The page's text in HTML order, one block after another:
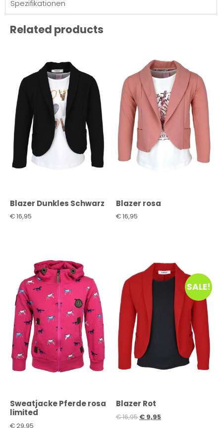
Spezifikationen
Related products
Blazer Dunkles Schwarz
€16,95
Blazer rosa
€16,95
Sweatjacke Pferde rosa
limited
€29,95
SALE!
Blazer Rot
€16,95 € 9,95